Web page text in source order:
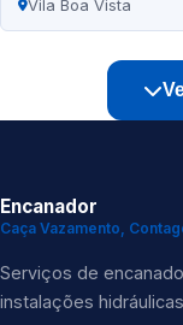
Vila Boa Vista
Encanador
Caça Vazamento,
Serviços de
instalações